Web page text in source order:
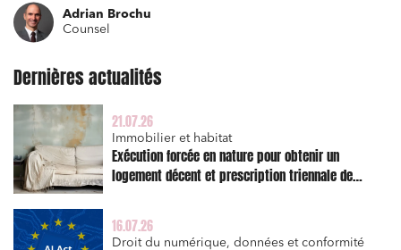
Adrian Brochu
Counsel
Dernières actualités
21.07.26
Immobilier et habitat
Exécution forcée en nature pour obtenir un
logement décent et prescription triennale de
16.07.26
Droit du numérique, données et conformité